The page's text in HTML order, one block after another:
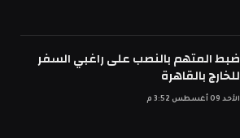
ضبط المتهم بالنصب على راغبي السفر
للخارج بالقاهرة
الأحد 09 أغسطس 3:52 م